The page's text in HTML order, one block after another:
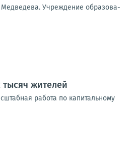
Мед­ве­де­ва. Учре­жде­ние обра­зо­ва­
жителей
работа по капитальному